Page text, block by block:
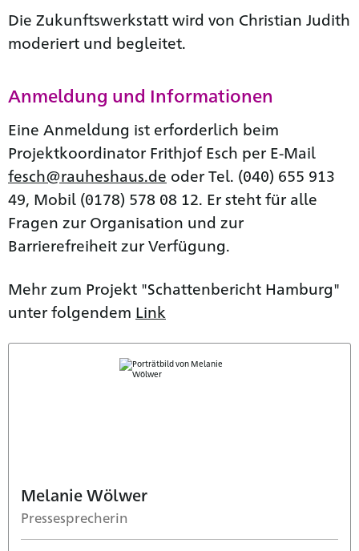
Die Zukunftswerkstatt wird von Christian Judith
moderiert und begleitet.
Anmeldung und Informationen
Eine Anmeldung ist erforderlich beim
Projektkoordinator Frithjof Esch per E-Mail
fesch@rauheshaus.de oder Tel. (040) 655 913
49, Mobil (0178) 578 08 12. Er steht für alle
Fragen zur Organisation und zur
Barrierefreiheit zur Verfügung.
Mehr zum Projekt "Schattenbericht Hamburg"
unter folgendem Link
Melanie Wölwer
Pressesprecherin